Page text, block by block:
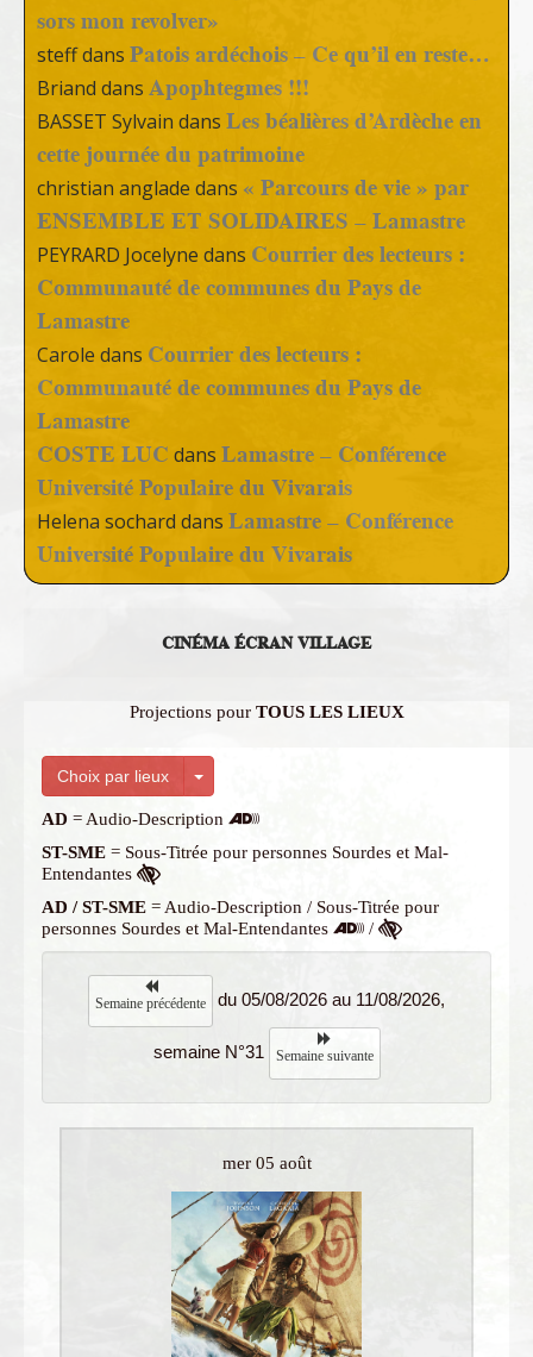
sors mon revolver»
steffdans Patois ardéchois – Ce qu’il en reste…
Briand dans Apophtegmes !!!
BASSET Sylvain dans Les béalières d’Ardèche en
cette journée du patrimoine
christian anglade dans « Parcours de vie » par
ENSEMBLE ET SOLIDAIRES – Lamastre
PEYRARD Jocelyne dans Courrier des lecteurs :
Communauté de communes du Pays de
Lamastre
Carole dans Courrier des lecteurs :
Communauté de communes du Pays de
Lamastre
COSTE LUC dans Lamastre – Conférence
Université Populaire du Vivarais
Helena sochard dans Lamastre – Conférence
Université Populaire du Vivarais
CINÉMA ÉCRAN VILLAGE